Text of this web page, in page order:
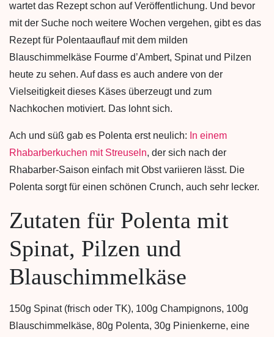
wartet das Rezept schon auf Veröffentlichung. Und bevor
mit der Suche noch weitere Wochen vergehen, gibt es das
Rezept für Polentaauflauf mit dem milden
Blauschimmelkäse Fourme d’Ambert, Spinat und Pilzen
heute zu sehen. Auf dass es auch andere von der
Vielseitigkeit dieses Käses überzeugt und zum
Nachkochen motiviert. Das lohnt sich.
Ach und süß gab es Polenta erst neulich: In einem
Rhabarberkuchen mit Streuseln, der sich nach der
Rhabarber-Saison einfach mit Obst variieren lässt. Die
Polenta sorgt für einen schönen Crunch, auch sehr lecker.
Zutaten für Polenta mit
Spinat, Pilzen und
Blauschimmelkäse
150g Spinat (frisch oder TK), 100g Champignons, 100g
Blauschimmelkäse, 80g Polenta, 30g Pinienkerne, eine